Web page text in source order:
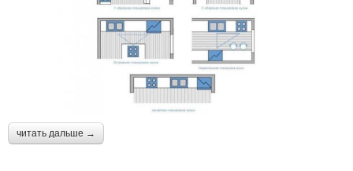
читать дальше →